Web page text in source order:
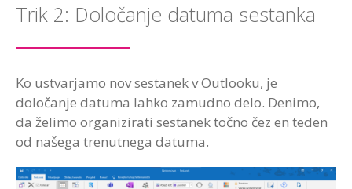
Trik 2: Določanje datuma sestanka
Ko ustvarjamo nov sestanek v Outlooku, je
določanje datuma lahko zamudno delo. Denimo,
da želimo organizirati sestanek točno čez en teden
od našega trenutnega datuma.